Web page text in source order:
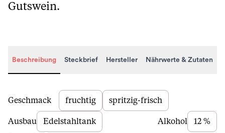
Gutswein.
Beschreibung Steckbrief Hersteller Nährwerte & Zutaten
Beschreibung
Geschmack fruchtig spritzig-frisch
Ausbau Edelstahltank Alkohol 12 %